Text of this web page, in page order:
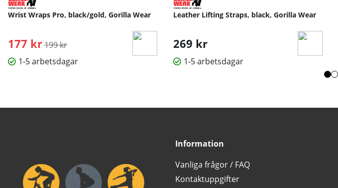
Wrist Wraps Pro, black/gold, Gorilla Wear
177 kr Ordinarie pris:
199 kr
1-5 arbetsdagar
Leather Lifting Straps, black, Gorilla Wear
269 kr
1-5 arbetsdagar
Information
Vanliga frågor / FAQ
Kontaktuppgifter